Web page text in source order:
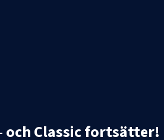
och Classic fortsätter!